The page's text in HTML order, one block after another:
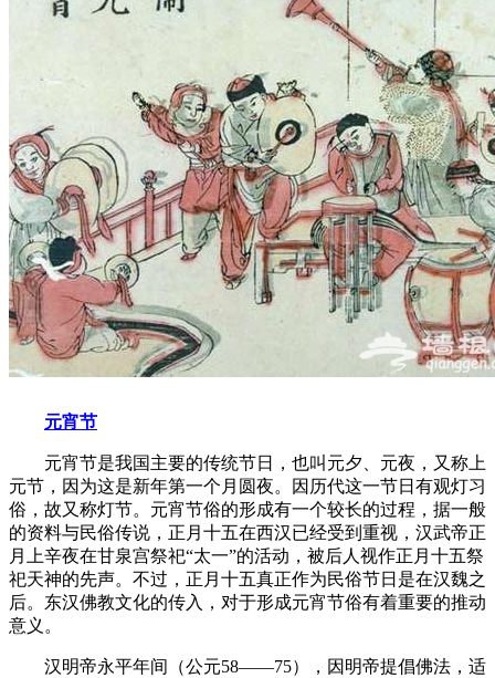
元宵节
元宵节是我国主要的传统节日，也叫元夕、元夜，又称上
元节，因为这是新年第一个月圆夜。因历代这一节日有观灯习
俗，故又称灯节。元宵节俗的形成有一个较长的过程，据一般
的资料与民俗传说，正月十五在西汉已经受到重视，汉武帝正
月上辛夜在甘泉宫祭祀“太一”的活动，被后人视作正月十五祭
祀天神的先声。不过，正月十五真正作为民俗节日是在汉魏之
后。东汉佛教文化的传入，对于形成元宵节俗有着重要的推动
意义。
汉明帝永平年间（公元58——75），因明帝提倡佛法，适